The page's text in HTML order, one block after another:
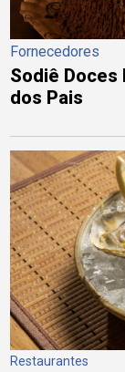
Fornecedores
Sodiê Doces
dos Pais
Restaurantes